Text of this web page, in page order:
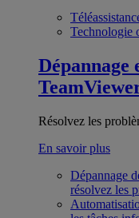
Technologie
Dépannage
Résolvez les
En savoir plus
Dépannage
résolvez les